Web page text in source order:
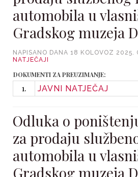
automobila u
Gradskog muzeja
NAPISANO DANA 18 KOLOVOZ 2025.
NATJEČAJI
DOKUMENTI ZA PREUZIMANJE:
1. JAVNI NATJEČAJ
Odluka o
za prodaju
automobila u
Gradskog muzeja